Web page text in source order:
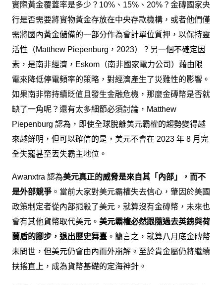
實際黃金覆蓋率是多少？10%、15%、20%？金磚國家央
行是否需要將實物黃金存放在中央存款機構，或者他們僅
需將國內黃金儲備的一部分作為會計單位質押，以保持靈
活性（Matthew Piepenburg，2023）？另一個不確定因
素，是南非經濟，Eskom（南非國家電力公司）藉由限
電來降低停電頻率的策略，對經濟產生了災難性的影響。
如果南非幣持續貶值且發生金融危機，那麼金磚幣是否就
缺了一角呢？還有太多細節必須討論，Matthew
Piepenburg 認為，即使全球脫離美元霸權的趨勢變得越
來越鮮明，但可以確信的是，美元不會在 2023 年 8 月完
全失寵甚至丟失霸主地位。
Awanxtra 認為美元真正的威脅是來自其「內部」，而不
是外部競爭 。當前大家對美元霸權失去信心，肇因於美國
政策制定者從內部扼殺了美元，就算沒有金磚幣，未來也
會有其他貨幣取代美元。 美元霸權必然跟隨過去英鎊與荷
蘭盾的腳步，退出歷史舞臺 。簡言之，就算八月底金磚幣
未問世，但美元仍會由內而外崩解。至於貴金屬仍將繼續
扶搖直上，成為貨幣基礎的定海神針。